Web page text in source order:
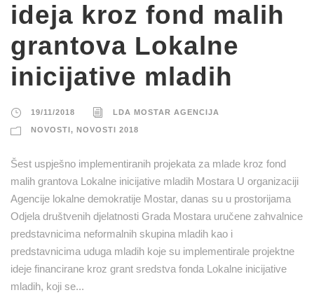
ideja kroz fond malih
grantova Lokalne
inicijative mladih
19/11/2018 LDA MOSTAR AGENCIJA
NOVOSTI , NOVOSTI 2018
Šest uspješno implementiranih projekata za mlade kroz fond
malih grantova Lokalne inicijative mladih Mostara U organizaciji
Agencije lokalne demokratije Mostar, danas su u prostorijama
Odjela društvenih djelatnosti Grada Mostara uručene zahvalnice
predstavnicima neformalnih skupina mladih kao i
predstavnicima uduga mladih koje su implementirale projektne
ideje financirane kroz grant sredstva fonda Lokalne inicijative
mladih, koji se...